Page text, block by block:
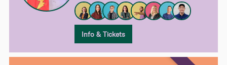
Info & Tickets